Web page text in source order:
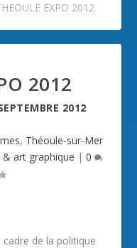
EXPO 2012
2012
2012
, Théoule-sur-Mer
& art graphique | 0
cadre de la politique